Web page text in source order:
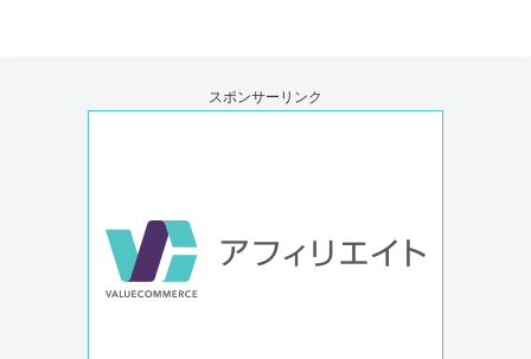
スポンサーリンク